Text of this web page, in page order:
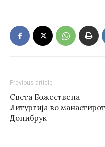
Previous article
Света Божествена
Литургија во манастирот
Донибрук